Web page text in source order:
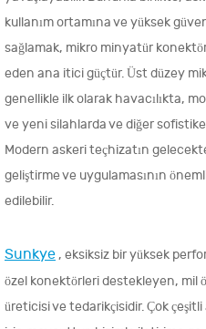
kullanım ortamına ve yüksek
sağlamak, mikro minyatür
eden ana itici güçtür. Üst düzey
genellikle ilk olarak havacılıkta,
ve yeni silahlarda ve diğer
Modern askeri teçhizatın
geliştirme ve uygulamasının
edilebilir.
Sunkye, eksiksiz bir yüksek
özel konektörleri destekleyen, mil
üreticisi ve tedarikçisidir. Çok